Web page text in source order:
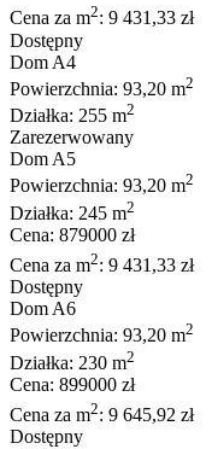
Cena za m2: 9 431,33 zł
Dostępny
Dom A4
Powierzchnia: 93,20 m2
Działka: 255 m2
Zarezerwowany
Dom A5
Powierzchnia: 93,20 m2
Działka: 245 m2
Cena: 879000 zł
Cena za m2: 9 431,33 zł
Dostępny
Dom A6
Powierzchnia: 93,20 m2
Działka: 230 m2
Cena: 899000 zł
Cena za m2: 9 645,92 zł
Dostępny